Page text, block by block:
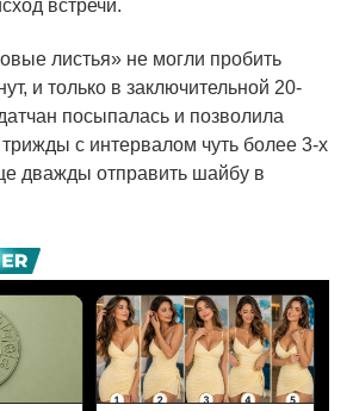
встречи.
листья» не могли пробить
и только в заключительной 20-
посыпалась и позволила
с интервалом чуть более 3-х
дважды отправить шайбу в